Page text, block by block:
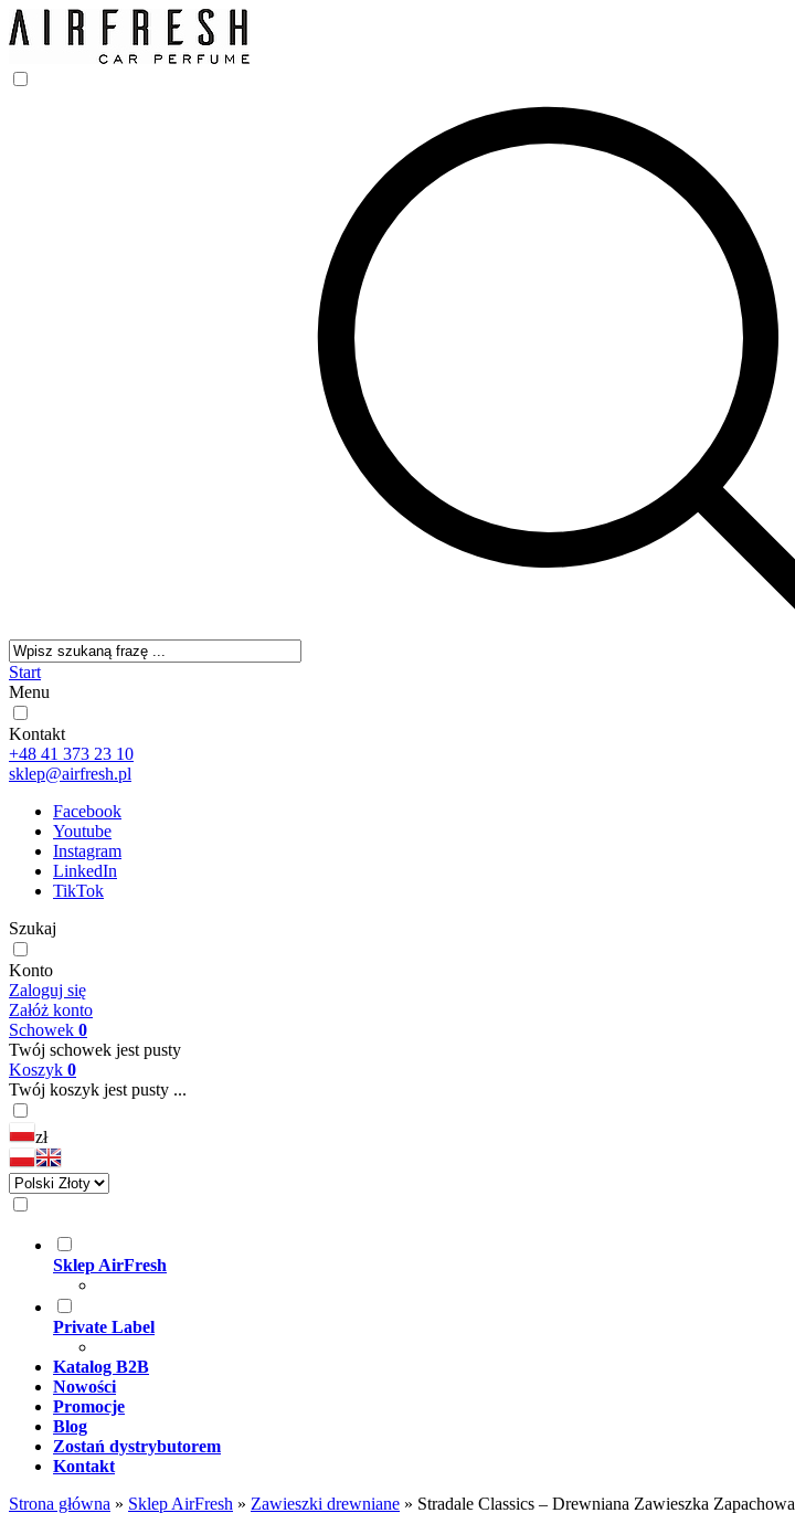
Start
Menu
Kontakt
+48 41 373 23 10
sklep@airfresh.pl
Facebook
Youtube
Instagram
LinkedIn
TikTok
Szukaj
Konto
Zaloguj się
Załóż konto
Schowek 0
Twój schowek jest pusty
Koszyk 0
Twój koszyk jest pusty ...
zł
Sklep AirFresh
Private Label
Katalog B2B
Nowości
Promocje
Blog
Zostań dystrybutorem
Kontakt
Strona główna » Sklep AirFresh » Zawieszki drewniane » Stradale Classics – Drewniana Zawieszka Zapachowa